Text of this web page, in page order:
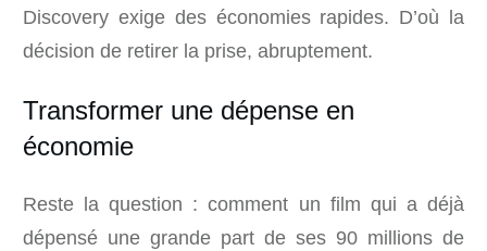
Discovery exige des économies rapides. D’où la
décision de retirer la prise, abruptement.
Transformer une dépense en
économie
Reste la question : comment un film qui a déjà
dépensé une grande part de ses 90 millions de